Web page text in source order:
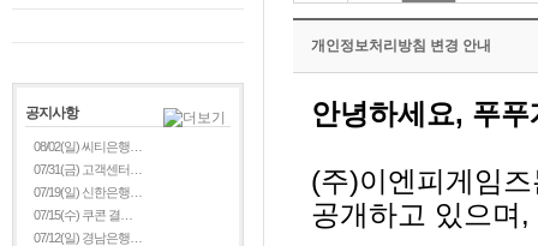
공지사항
08/02(일) 씨티은행…
07/31(금) 고객센터…
07/19(일) 신한은행…
07/15(수) 쿠콘 결…
07/12(일) 경남은행…
개인정보처리방침 변경 안내
안녕하세요, 푸
(주)이엔피게임
공개하고 있으며